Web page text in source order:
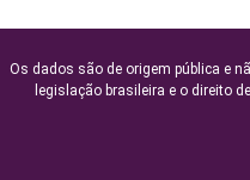
Os dados são de origem pública e
legislação brasileira e o direito